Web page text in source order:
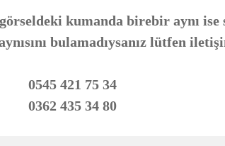
kumanda birebir aynı ise
bulamadıysanız lütfen
0545 421 75 34
0362 435 34 80